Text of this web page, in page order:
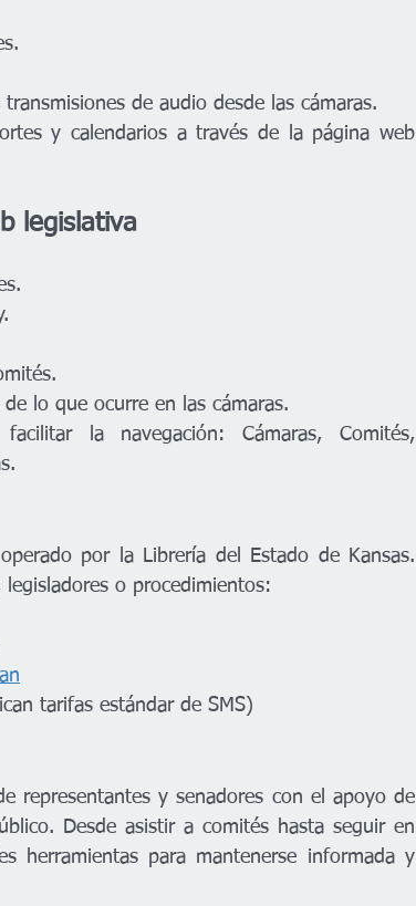
de audio desde las cámaras.
y calendarios a través de la página web
legislativa
lo que ocurre en las cámaras.
la navegación: Cámaras, Comités,
por la Librería del Estado de Kansas.
o procedimientos:
tarifas estándar de SMS)
representantes y senadores con el apoyo de
Desde asistir a comités hasta seguir en
herramientas para mantenerse informada y